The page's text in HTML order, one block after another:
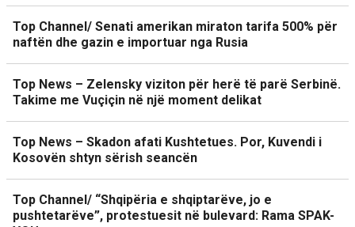
Top Channel/ Senati amerikan miraton tarifa 500% për
naftën dhe gazin e importuar nga Rusia
Top News – Zelensky viziton për herë të parë Serbinë.
Takime me Vuçiçin në një moment delikat
Top News – Skadon afati Kushtetues. Por, Kuvendi i
Kosovën shtyn sërish seancën
Top Channel/ “Shqipëria e shqiptarëve, jo e
pushtetarëve”, protestuesit në bulevard: Rama SPAK-